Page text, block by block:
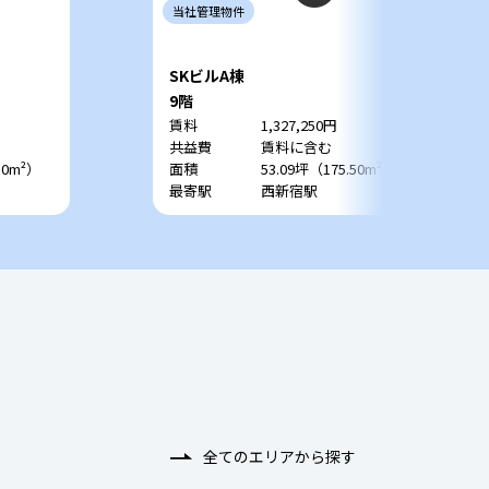
）
当社管理物件
SKビルA棟
9階
賃料
1,327,250円
共益費
賃料に含む
面積
53.09坪（175.50m²）
最寄駅
西新宿駅
全てのエリアから探す